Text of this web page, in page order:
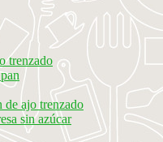
trenzado
de ajo trenzado
sin azúcar